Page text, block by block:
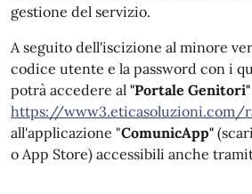
gestione del servizio.
A seguito dell'iscizione al minore
codice utente e la password con i
potrà accedere al "Portale Genitori"
https://www3.eticasoluzioni.com/
all'applicazione "ComunicApp"
o App Store) accessibili anche